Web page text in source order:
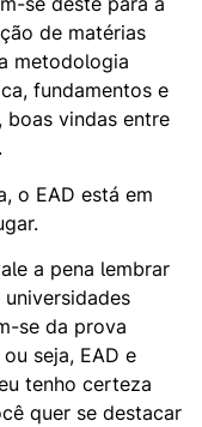
de matérias
metodologia
fundamentos e
boas vindas entre
o EAD está em
a pena lembrar
universidades
se da prova
seja, EAD e
tenho certeza
quer se destacar